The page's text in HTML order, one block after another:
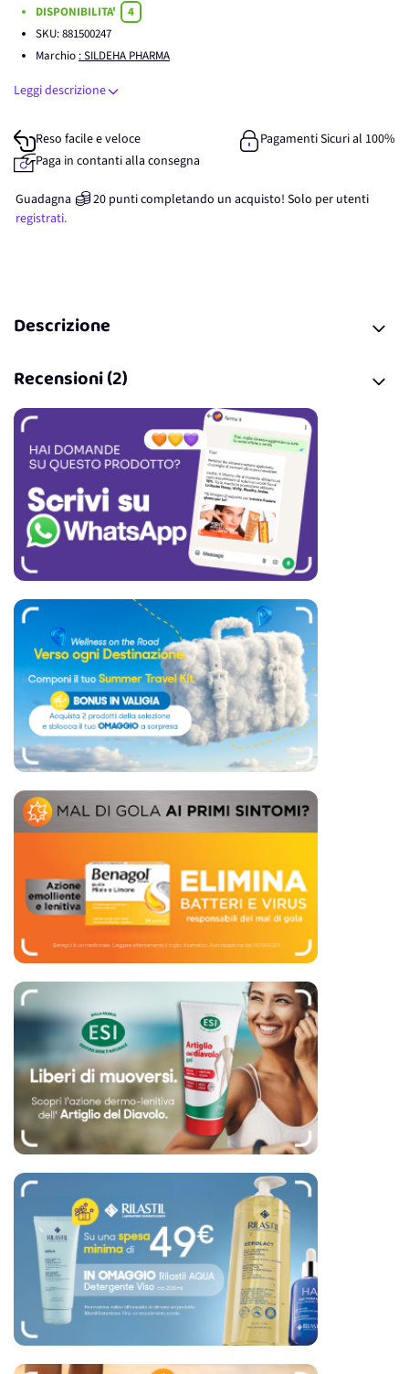
DISPONIBILITA'
4
SKU:881500247
Marchio : SILDEHA PHARMA
Leggi descrizione
Reso facile e veloce
Pagamenti Sicuri al 100%
Paga in contanti alla consegna
Guadagna 20 punticompletando un acquisto! Solo per utenti
registrati.
Descrizione
Recensioni (2)